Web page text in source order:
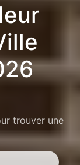
trouver une